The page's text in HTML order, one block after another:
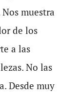
muestra
de los
a las
No las
Desde muy